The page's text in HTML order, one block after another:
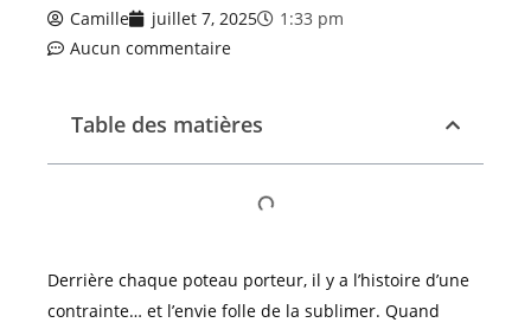
Camille juillet 7, 2025
1:33 pm
Aucun commentaire
Table des matières
Derrière chaque poteau porteur, il y a l’histoire d’une
contrainte… et l’envie folle de la sublimer. Quand